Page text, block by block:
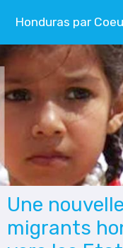
Honduras par
Une
migrants